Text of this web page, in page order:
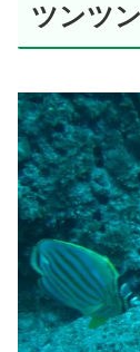
ツンツ